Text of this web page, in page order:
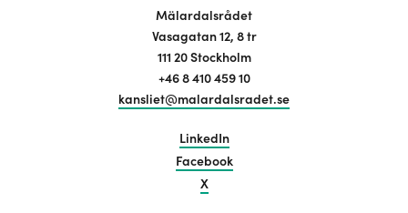
Mälardalsrådet
Vasagatan 12, 8 tr
111 20 Stockholm
+46 8 410 459 10
kansliet@malardalsradet.se
LinkedIn
Facebook
X